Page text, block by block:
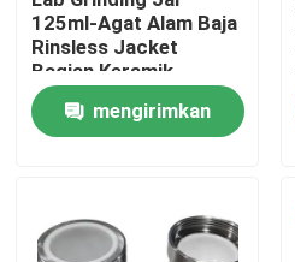
Rumah
125ml-Agat Alam Baja
Rinsless Jacket
Bagian Keramik
Kompatibel Retsch PM
Series untuk Keramik
Industri
mengirimkan